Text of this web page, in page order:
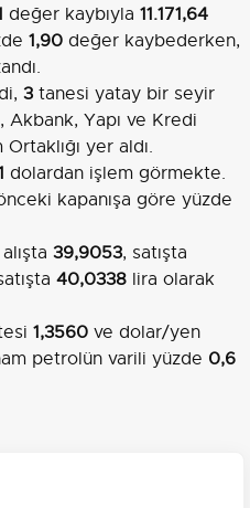
değer kaybıyla 11.171,64
1,90 değer kaybederken,
3 tanesi yatay bir seyir
Akbank, Yapı ve Kredi
yer aldı.
dolardan işlem görmekte.
kapanışa göre yüzde
39,9053, satışta
40,0338 lira olarak
1,3560 ve dolar/yen
petrolün varili yüzde 0,6